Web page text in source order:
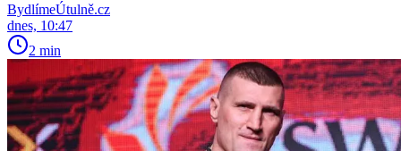
BydlímeÚtulně.cz
dnes, 10:47
2 min